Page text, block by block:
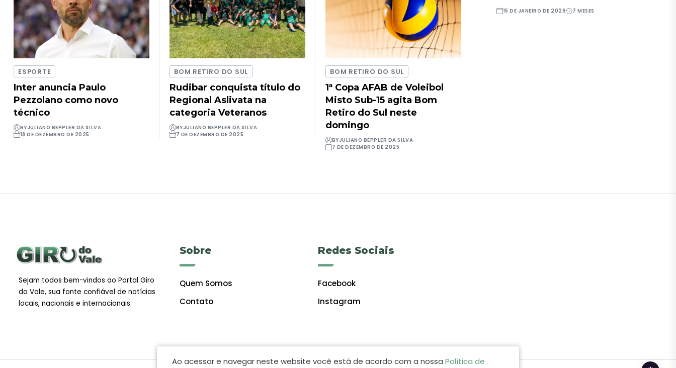
ESPORTE
Inter anuncia Paulo
Pezzolano como novo
técnico
BYJULIANO BEPPLER DA SILVA
18 DE DEZEMBRO DE 2025
BOM RETIRO DO SUL
Rudibar conquista título do
Regional Aslivata na
categoria Veteranos
BYJULIANO BEPPLER DA SILVA
7 DE DEZEMBRO DE 2025
BOM RETIRO DO SUL
1ª Copa AFAB de Voleibol
Misto Sub-15 agita Bom
Retiro do Sul neste
domingo
BYJULIANO BEPPLER DA SILVA
7 DE DEZEMBRO DE 2025
15 DE JANEIRO DE 2026 7 MESES
Sejam todos bem-vindos ao Portal Giro
do Vale, sua fonte confiável de notícias
locais, nacionais e internacionais.
Sobre
Quem Somos
Contato
Redes Sociais
Facebook
Instagram
Ao acessar e navegar neste website você está de acordo com a nossa Política de